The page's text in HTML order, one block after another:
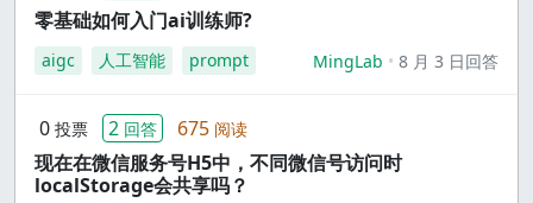
零基础如何入门ai训练师?
aigc 人工智能 prompt MingLab 8 月 3 日回答
0 投票 2 回答 675 阅读
现在在微信服务号H5中，不同微信号访问时
localStorage会共享吗？